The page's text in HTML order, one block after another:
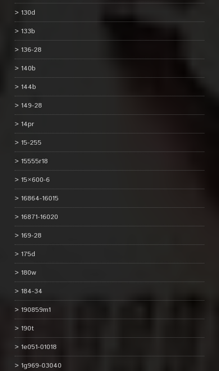
130d
133b
136-28
140b
144b
149-28
14pr
15-255
15555r18
15×600-6
16864-16015
16871-16020
169-28
175d
180w
184-34
190859m1
190t
1e051-01018
1g969-03040